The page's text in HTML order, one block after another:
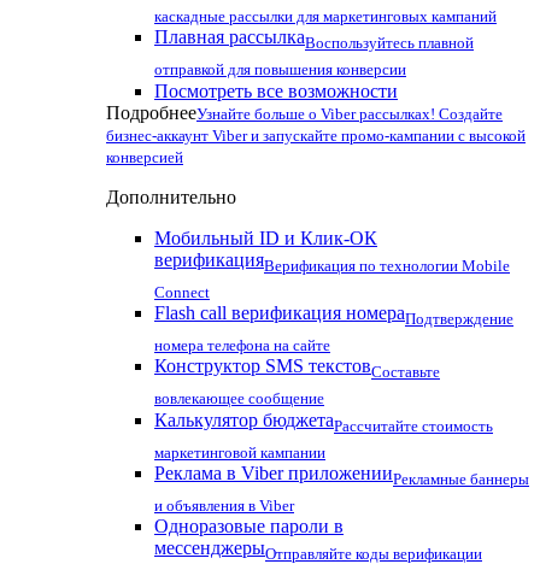
каскадные рассылки для маркетинговых кампаний
Плавная рассылкаВоспользуйтесь плавной
отправкой для повышения конверсии
Посмотреть все возможности
ПодробнееУзнайте больше о Viber рассылках! Создайте
бизнес-аккаунт Viber и запускайте промо-кампании с высокой
конверсией
Дополнительно
Мобильный ID и Клик-ОК
верификацияВерификация по технологии Mobile
Connect
Flash call верификация номераПодтверждение
номера телефона на сайте
Конструктор SMS текстовСоставьте
вовлекающее сообщение
Калькулятор бюджетаРассчитайте стоимость
маркетинговой кампании
Реклама в Viber приложенииРекламные баннеры
и объявления в Viber
Одноразовые пароли в
мессенджерыОтправляйте коды верификации